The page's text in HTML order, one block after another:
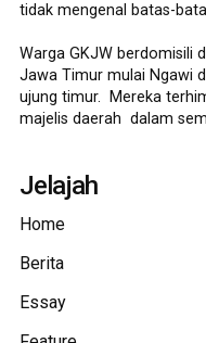
tidak mengenal batas-
Warga GKJW berdomisili
Jawa Timur mulai Ngawi
ujung timur. Mereka
majelis daerah dalam
Jelajah
Home
Berita
Essay